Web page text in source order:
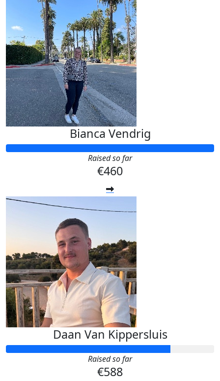
Bianca Vendrig
Raised so far
€460
Daan Van Kippersluis
Raised so far
€588